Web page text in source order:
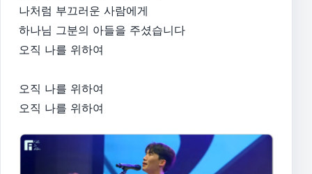
나처럼 부끄러운 사람에게
하나님 그분의 아들을 주셨습니다
오직 나를 위하여
오직 나를 위하여
오직 나를 위하여